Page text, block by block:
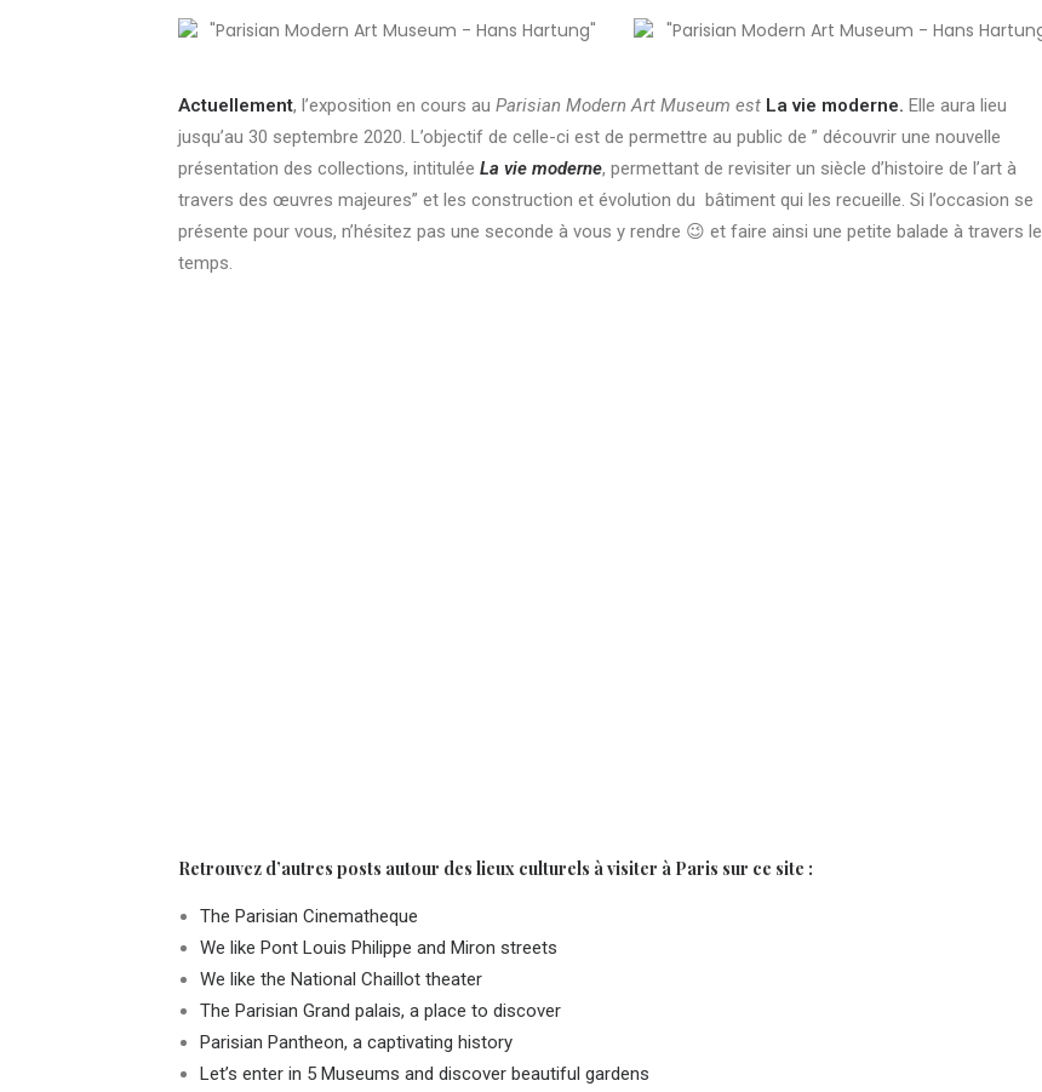
Actuellement, l’exposition en cours au Parisian Modern Art Museum est La vie moderne. Elle aura lieu
jusqu’au 30 septembre 2020. L’objectif de celle-ci est de permettre au public de ” découvrir une nouvelle
présentation des collections, intitulée La vie moderne, permettant de revisiter un siècle d’histoire de l’art à
travers des œuvres majeures” et les construction et évolution du bâtiment qui les recueille. Si l’occasion se
présente pour vous, n’hésitez pas une seconde à vous y rendre 😉 et faire ainsi une petite balade à travers le
temps.
Retrouvez d’autres posts autour des lieux culturels à visiter à Paris sur ce site :
The Parisian Cinematheque
We like Pont Louis Philippe and Miron streets
We like the National Chaillot theater
The Parisian Grand palais, a place to discover
Parisian Pantheon, a captivating history
Let’s enter in 5 Museums and discover beautiful gardens